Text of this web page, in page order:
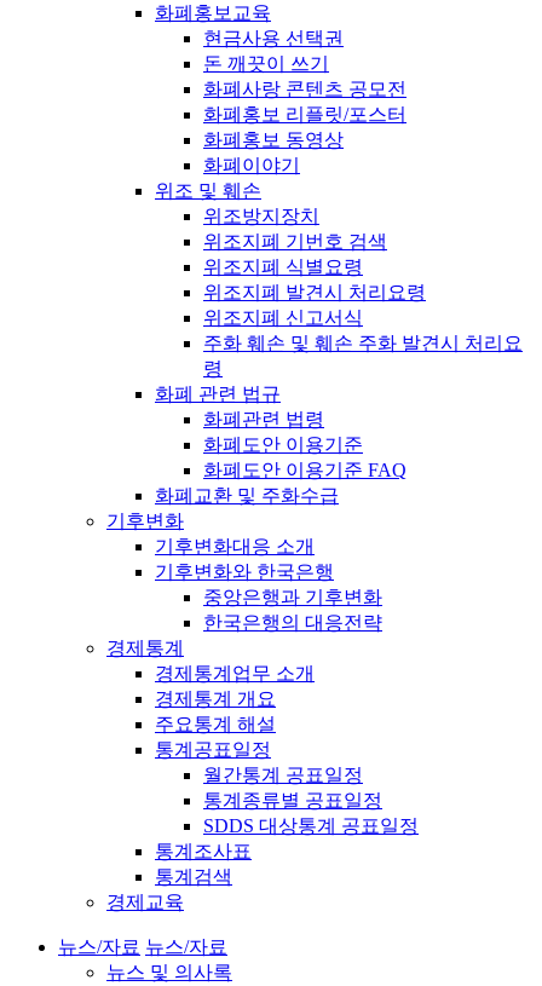
화폐홍보교육
현금사용 선택권
돈 깨끗이 쓰기
화폐사랑 콘텐츠 공모전
화폐홍보 리플릿/포스터
화폐홍보 동영상
화폐이야기
위조 및 훼손
위조방지장치
위조지폐 기번호 검색
위조지폐 식별요령
위조지폐 발견시 처리요령
위조지폐 신고서식
주화 훼손 및 훼손 주화 발견시 처리요
령
화폐 관련 법규
화폐관련 법령
화폐도안 이용기준
화폐도안 이용기준 FAQ
화폐교환 및 주화수급
기후변화
기후변화대응 소개
기후변화와 한국은행
중앙은행과 기후변화
한국은행의 대응전략
경제통계
경제통계업무 소개
경제통계 개요
주요통계 해설
통계공표일정
월간통계 공표일정
통계종류별 공표일정
SDDS 대상통계 공표일정
통계조사표
통계검색
경제교육
뉴스/자료 뉴스/자료
뉴스 및 의사록